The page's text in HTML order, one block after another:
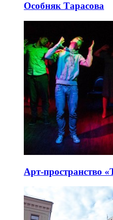
Особняк Тарасова
Арт-пространство